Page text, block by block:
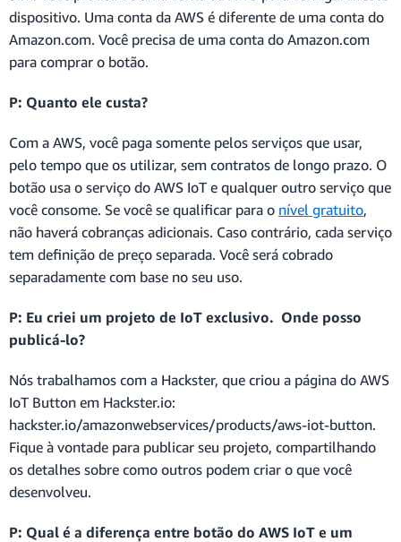
dispositivo. Uma conta da AWS é diferente de uma conta do
Amazon.com. Você precisa de uma conta do Amazon.com
para comprar o botão.
P: Quanto ele custa?
Com a AWS, você paga somente pelos serviços que usar,
pelo tempo que os utilizar, sem contratos de longo prazo. O
botão usa o serviço do AWS IoT e qualquer outro serviço que
você consome. Se você se qualificar para o nível gratuito,
não haverá cobranças adicionais. Caso contrário, cada serviço
tem definição de preço separada. Você será cobrado
separadamente com base no seu uso.
P: Eu criei um projeto de IoT exclusivo. Onde posso
publicá-lo?
Nós trabalhamos com a Hackster, que criou a página do AWS
IoT Button em Hackster.io:
hackster.io/amazonwebservices/products/aws-iot-button.
Fique à vontade para publicar seu projeto, compartilhando
os detalhes sobre como outros podem criar o que você
desenvolveu.
P: Qual é a diferença entre botão do AWS IoT e um